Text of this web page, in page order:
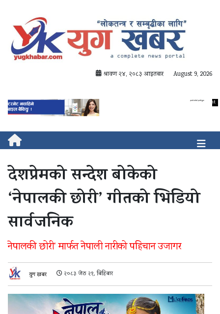
श्रावण २४, २०८३ आइतबार August 9, 2026
देशप्रेमको सन्देश बोकेको
‘नेपालकी छोरी’ गीतको भिडियो
सार्वजनिक
नेपालकी छोरी’ मार्फत नेपाली नारीको पहिचान उजागर
युग खबर २०८३ जेठ २१, बिहिबार